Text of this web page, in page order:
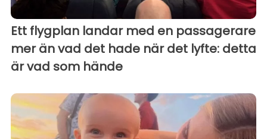
Ett flygplan landar med en passagerare
mer än vad det hade när det lyfte: detta
är vad som hände